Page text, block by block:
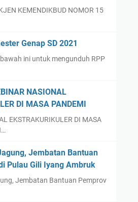
KEMENDIKBUD NOMOR 15
Genap SD 2021
ini untuk mengunduh RPP
NASIONAL
DI MASA PANDEMI
EKSTRAKURIKULER DI MASA
Jembatan Bantuan
Pulau Gili Iyang Ambruk
Jembatan Bantuan Pemprov